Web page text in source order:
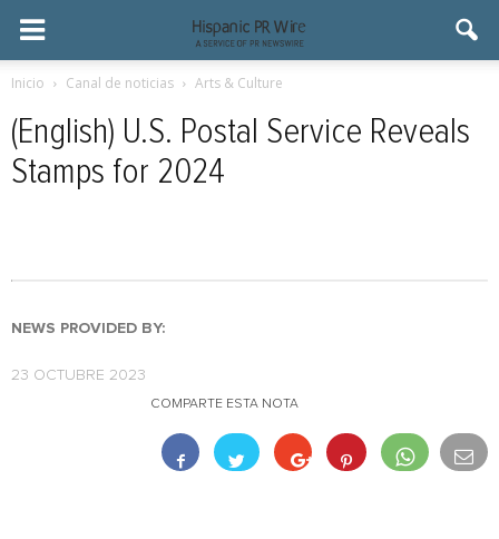
Inicio Canal de noticias Arts & Culture
(English) U.S. Postal Service Reveals
Stamps for 2024
NEWS PROVIDED BY:
23 OCTUBRE 2023
COMPARTE ESTA NOTA